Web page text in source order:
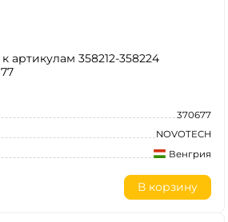
артикулам 358212-358224
370677
NOVOTECH
Венгрия
В корзину